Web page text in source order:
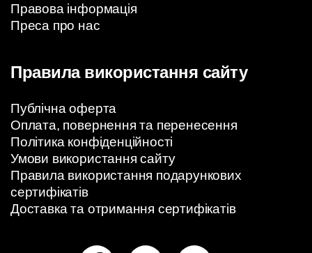
Правова інформація
Преса про нас
Правила використання сайту
Публічна оферта
Оплата, повернення та перенесення
Політика конфіденційності
Умови використання сайту
Правила використання подарункових
сертифікатів
Доставка та отримання сертифікатів